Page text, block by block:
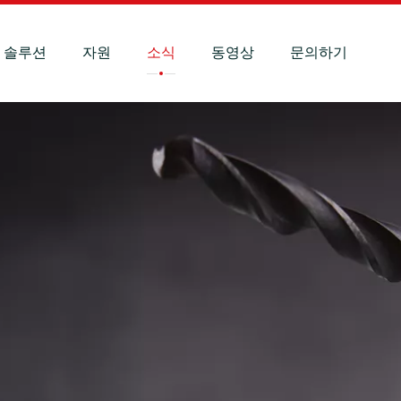
솔루션 자원 소식 동영상 문의하기